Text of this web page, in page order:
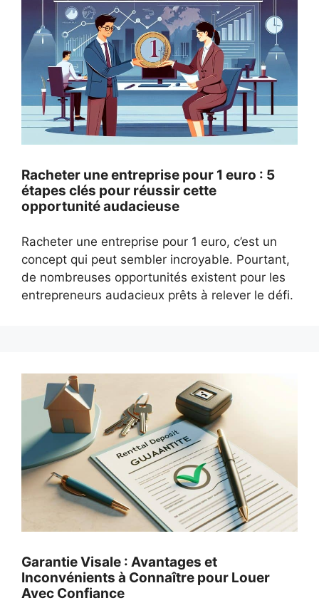
Racheter une entreprise pour 1 euro : 5
étapes clés pour réussir cette
opportunité audacieuse
Racheter une entreprise pour 1 euro, c’est un
concept qui peut sembler incroyable. Pourtant,
de nombreuses opportunités existent pour les
entrepreneurs audacieux prêts à relever le défi.
Garantie Visale : Avantages et
Inconvénients à Connaître pour Louer
Avec Confiance